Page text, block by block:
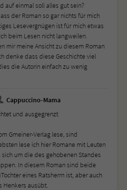
auf einmal soll alles gut sein?
der Roman so gar nichts für mich
Lesevergnügen ist für mich etwas
beim Lesen nicht langweilen.
mir meine Ansicht zu diesem Roman
denke dass diese Geschichte viel
die Autorin einfach zu wenig
Cappuccino-Mama
und ausgegrenzt
Gmeiner-Verlag lese, sind
lese ich hier Romane mit Leuten
um die des gehobenen Standes
In diesem Roman sind beide
eines Ratsherrn ist, aber auch
Henkers ausübt.